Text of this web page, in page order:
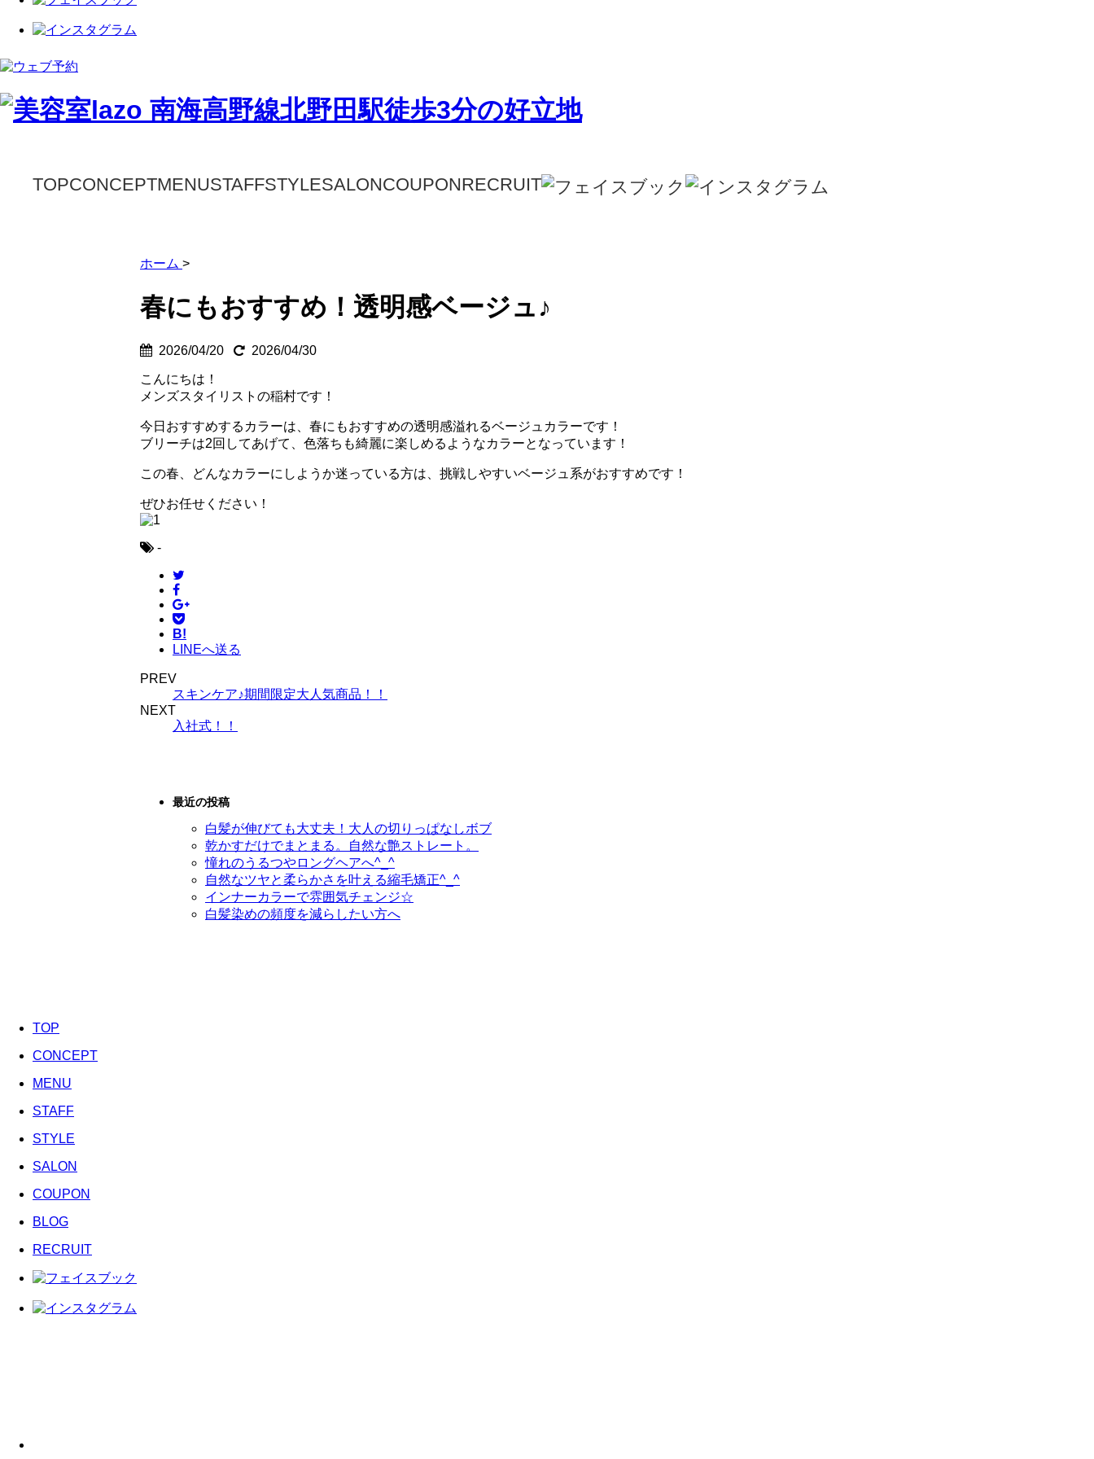
TOPCONCEPTMENUSTAFFSTYLESALONCOUPONRECRUIT
ホーム >
春にもおすすめ！透明感ベージュ♪
2026/04/20 2026/04/30
こんにちは！
メンズスタイリストの稲村です！
今日おすすめするカラーは、春にもおすすめの透明感溢れるベージュカラーです！
ブリーチは2回してあげて、色落ちも綺麗に楽しめるようなカラーとなっています！
この春、どんなカラーにしようか迷っている方は、挑戦しやすいベージュ系がおすすめです！
ぜひお任せください！
-
B!
LINEへ送る
PREV
スキンケア♪期間限定大人気商品！！
NEXT
入社式！！
最近の投稿
白髪が伸びても大丈夫！大人の切りっぱなしボブ
乾かすだけでまとまる。自然な艶ストレート。
憧れのうるつやロングヘアへ^_^
自然なツヤと柔らかさを叶える縮毛矯正^_^
インナーカラーで雰囲気チェンジ☆
白髪染めの頻度を減らしたい方へ
TOP
CONCEPT
MENU
STAFF
STYLE
SALON
COUPON
BLOG
RECRUIT